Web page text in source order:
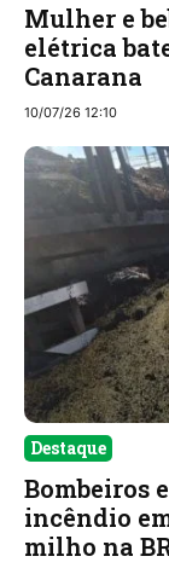
Mulher e
elétrica
Canarana
10/07/26 12:10
Destaque
Bombeiros
incêndio
milho na